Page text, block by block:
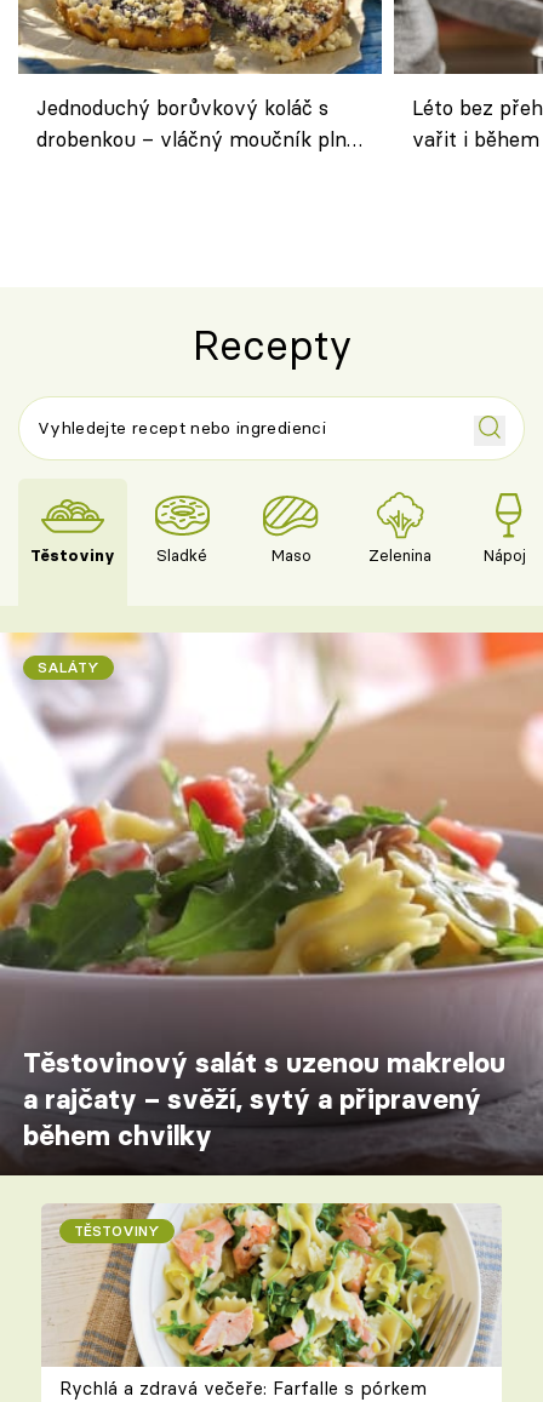
Jednoduchý borůvkový koláč s
drobenkou – vláčný moučník plný
Léto bez
vařit i
Recepty
Těstoviny Sladké Maso Zelenina Nápoje
SALÁTY
Těstovinový salát s uzenou makrelou
a rajčaty – svěží, sytý a připravený
během chvilky
TĚSTOVINY
Rychlá a zdravá večeře: Farfalle s pórkem